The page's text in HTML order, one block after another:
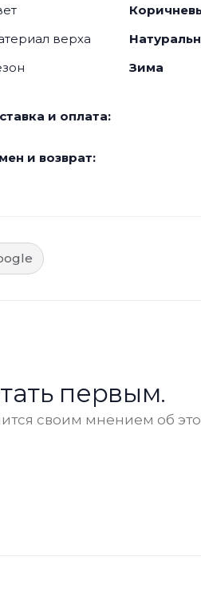
верха
Зима
и оплата:
и возврат:
первым.
своим мнением об